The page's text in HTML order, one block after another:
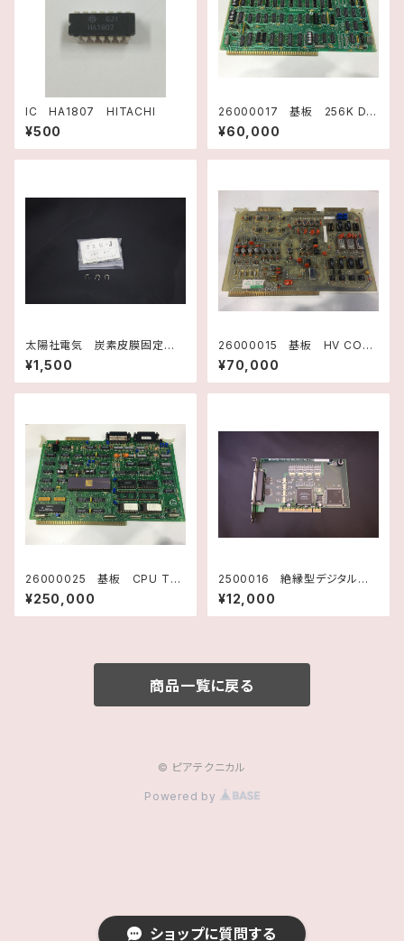
ショップに質問する
IC HA1807 HITACHI
¥500
26000017 基板 256K DR
AM TM990/203A-2 H21
74001 テキサスインスツルメ
ンツ
¥60,000
太陽社電気 炭素皮膜固定抵
抗器 75Ω-J
¥1,500
26000015 基板 HV CON
TROL F3438001 Rev.F
テキサスインスツルメンツ
¥70,000
26000025 基板 CPU TM
990/101 （E/S DOSE) 10737
3001 テキサスインスツルメン
ツ
¥250,000
2500016 絶縁型デジタル入
出力ボード PIO-16/16L(PC
I) CONTEC
¥12,000
商品一覧に戻る
© ピアテクニカル
Powered by